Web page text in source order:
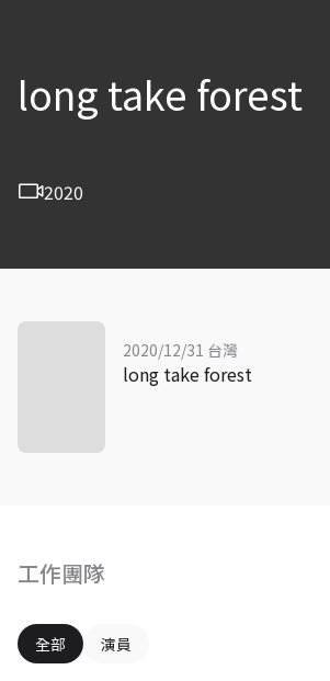
long take forest
2020
工作團隊
全部 演員
2020/12/31 台灣
long take forest